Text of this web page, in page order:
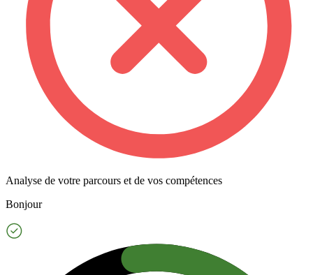
Analyse de votre parcours et de vos compétences
Bonjour